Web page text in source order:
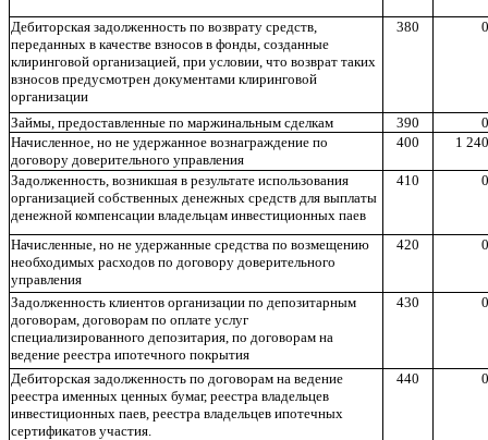
Дебиторская задолженность по возврату средств,
переданных в качестве взносов в фонды, созданные
клиринговой организацией, при условии, что возврат таких
взносов предусмотрен документами клиринговой
организации
380
Займы, предоставленные по маржинальным сделкам 390
Начисленное, но не удержанное вознаграждение по
договору доверительного управления
400 1
Задолженность, возникшая в результате использования
организацией собственных денежных средств для выплаты
денежной компенсации владельцам инвестиционных паев
410
Начисленные, но не удержанные средства по возмещению
необходимых расходов по договору доверительного
управления
420
Задолженность клиентов организации по депозитарным
договорам, договорам по оплате услуг
специализированного депозитария, по договорам на
ведение реестра ипотечного покрытия
430
Дебиторская задолженность по договорам на ведение
реестра именных ценных бумаг, реестра владельцев
инвестиционных паев, реестра владельцев ипотечных
сертификатов участия.
440